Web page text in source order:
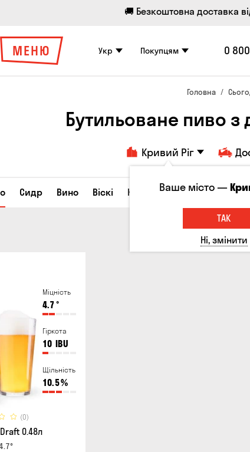
🚚 Безкоштовна доставка
МЕНЮ Укр Покупцям 0
Головна
Бутильоване пиво
Кривий Ріг
Сидр Вино Віскі Коктейлі Соджу
Міцність
4.7°
Гіркота
10 IBU
Щільність
10.5%
(0)
0.48л
Ваше місто —
ТАК
Ні, змінити